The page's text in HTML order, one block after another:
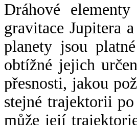
Dráhové
gravitace Jupitera
planety jsou
obtížné jejich
přesnosti, jakou
stejné trajektorii
může její